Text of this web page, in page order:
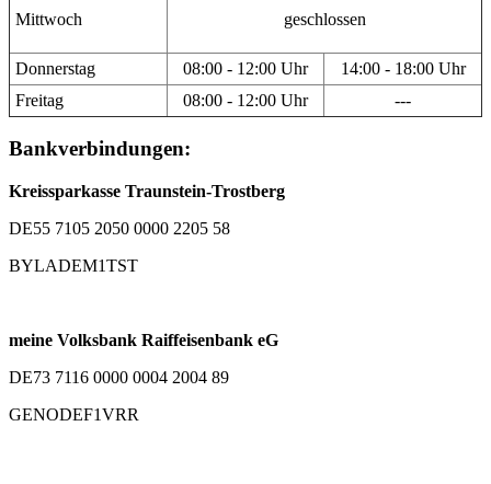
Mittwoch geschlossen
Donnerstag 08:00 - 12:00 Uhr
14:00 - 18:00 Uhr
Freitag
08:00 - 12:00 Uhr ---
Bankverbindungen:
Kreissparkasse Traunstein-Trostberg
DE55 7105 2050 0000 2205 58
BYLADEM1TST
meine Volksbank Raiffeisenbank eG
DE73 7116 0000 0004 2004 89
GENODEF1VRR